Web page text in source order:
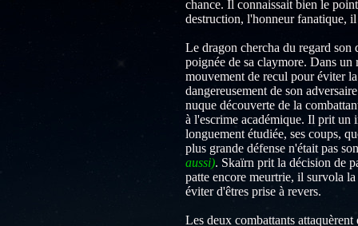
chance. Il connaissait bien le
destruction, l'honneur fanatique,
Le dragon chercha du regard son
poignée de sa claymore. Dans
mouvement de recul pour éviter
dangereusement de son
nuque découverte de la
à l'escrime académique. Il prit un
longuement étudiée, ses coups,
plus grande défense n'était pas
aussi). Skaïrn prit la décision de
patte encore meurtrie, il survola
éviter d'êtres prise à revers.
Les deux combattants